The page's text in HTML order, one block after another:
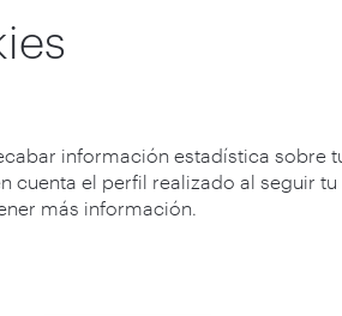
información estadística sobre
cuenta el perfil realizado al seguir
más información.